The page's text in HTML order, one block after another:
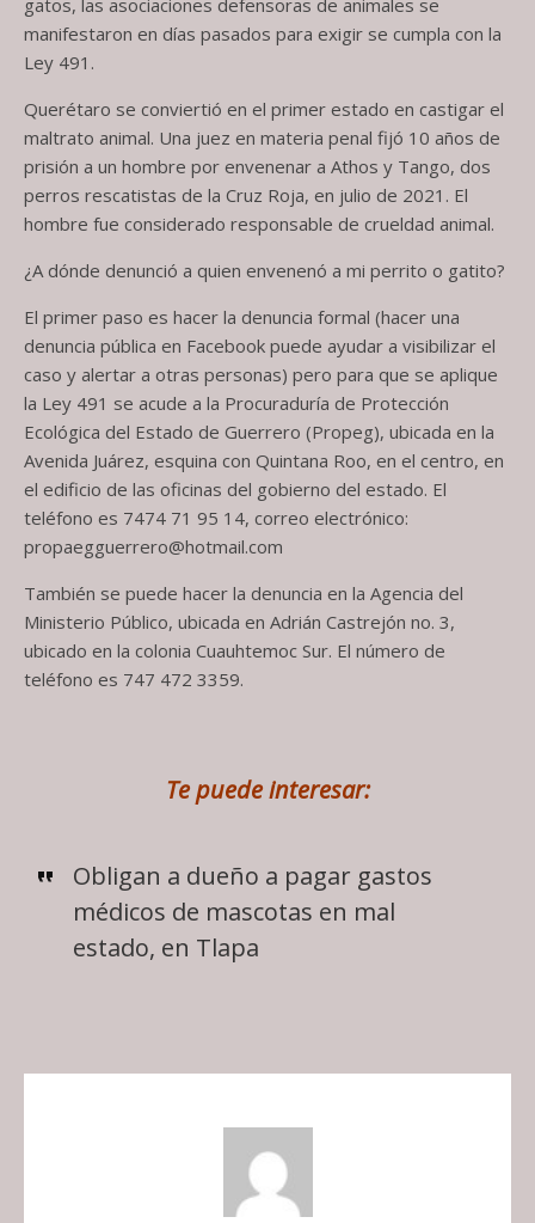
manifestaron en días pasados para exigir se cumpla con la
Ley 491.
Querétaro se conviertió en el primer estado en castigar el
maltrato animal. Una juez en materia penal fijó 10 años de
prisión a un hombre por envenenar a Athos y Tango, dos
perros rescatistas de la Cruz Roja, en julio de 2021. El
hombre fue considerado responsable de crueldad animal.
¿A dónde denunció a quien envenenó a mi perrito o gatito?
El primer paso es hacer la denuncia formal (hacer una
denuncia pública en Facebook puede ayudar a visibilizar el
caso y alertar a otras personas) pero para que se aplique
la Ley 491 se acude a la Procuraduría de Protección
Ecológica del Estado de Guerrero (Propeg), ubicada en la
Avenida Juárez, esquina con Quintana Roo, en el centro, en
el edificio de las oficinas del gobierno del estado. El
teléfono es 7474 71 95 14, correo electrónico:
propaegguerrero@hotmail.com
También se puede hacer la denuncia en la Agencia del
Ministerio Público, ubicada en Adrián Castrejón no. 3,
ubicado en la colonia Cuauhtemoc Sur. El número de
teléfono es 747 472 3359.
Te puede interesar:
Obligan a dueño a pagar gastos
médicos de mascotas en mal
estado, en Tlapa